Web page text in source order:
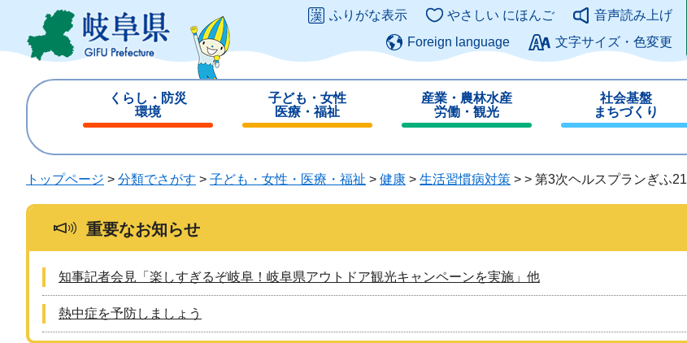
ジ
ュ
このページの本文へ
ふりがな表示 やさしい にほんご
音声読み上げ
Foreign language
文字サイズ・色変更
くらし・防災
環境
じ
子ども・女性
医療・福祉
じ
産業・農林水産
労働・観光
じ
る
社会基盤
まちづくり
じ
る
トップページ > 分類でさがす > 子ども・女性・医療・福祉 > 健康 > 生活習慣病対策 > > 第3次ヘルスプランぎふ21
重要なお知らせ
知事記者会見「楽しすぎるぞ岐阜！岐阜県アウトドア観光キャンペーンを実施」他
熱中症を予防しましょう